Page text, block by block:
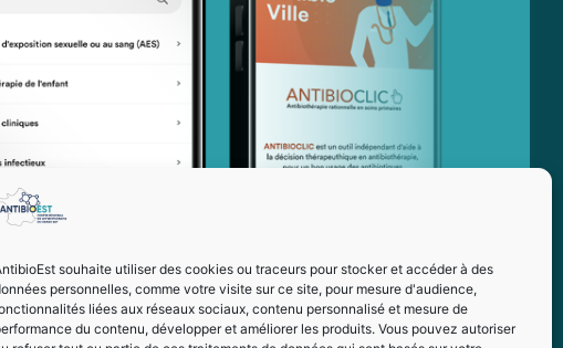
souhaite utiliser des cookies ou traceurs pour stocker et accéder à des
personnelles, comme votre visite sur ce site, pour mesure d'audience,
liées aux réseaux sociaux, contenu personnalisé et mesure de
du contenu, développer et améliorer les produits. Vous pouvez autoriser